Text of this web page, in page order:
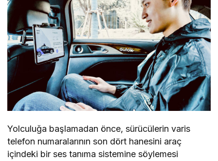
Yolculuğa başlamadan önce, sürücülerin varis
telefon numaralarının son dört hanesini araç
içindeki bir ses tanıma sistemine söylemesi